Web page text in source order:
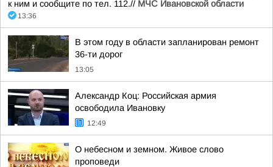
к ним и сообщите по тел. 112.// МЧС Ивановской области
13:36
В этом году в области запланирован ремонт
36-ти дорог
13:05
Александр Коц: Российская армия
освободила Ивановку
12:49
О небесном и земном. Живое слово
проповеди